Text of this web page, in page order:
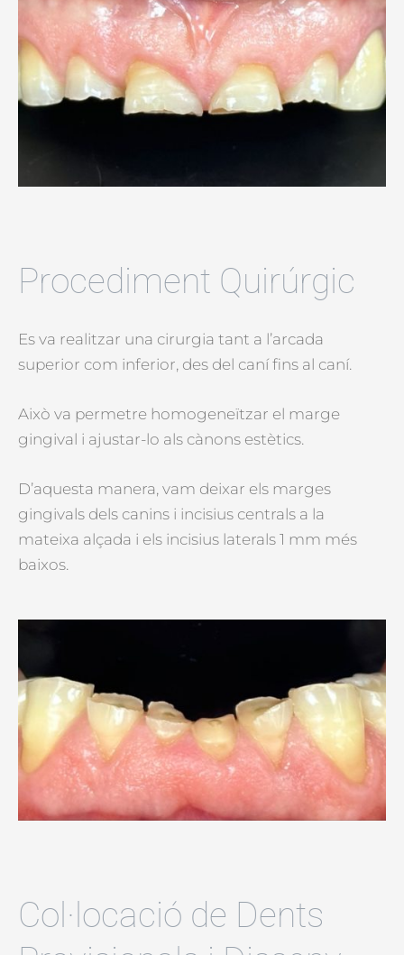
Procediment Quirúrgic
Es va realitzar una cirurgia tant a l’arcada
superior com inferior, des del caní fins al caní.
Això va permetre homogeneïtzar el marge
gingival i ajustar-lo als cànons estètics.
D’aquesta manera, vam deixar els marges
gingivals dels canins i incisius centrals a la
mateixa alçada i els incisius laterals 1 mm més
baixos.
Col·locació de Dents